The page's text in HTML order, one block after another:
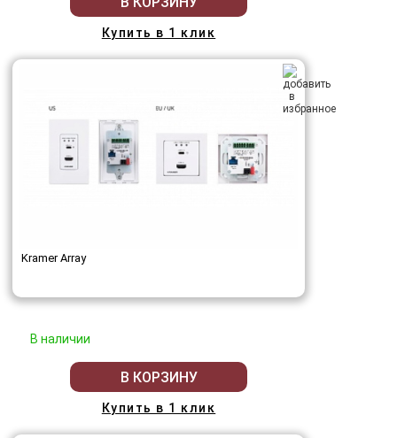
Купить в 1 клик
Kramer Array
В наличии
В КОРЗИНУ
Купить в 1 клик